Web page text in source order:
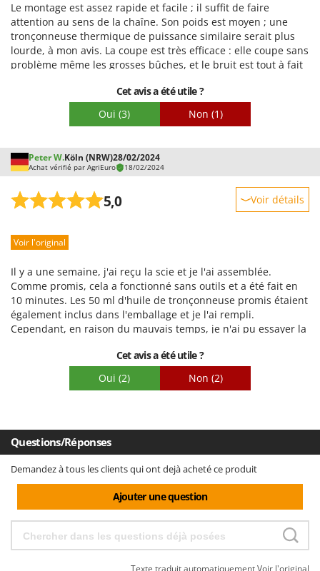
Qualité / Prix
Facilité de montage
Emballage
Le montage est assez rapide et facile ; il suffit de faire
attention au sens de la chaîne. Son poids est moyen ; une
tronçonneuse thermique de puissance similaire serait plus
lourde, à mon avis. La coupe est très efficace : elle coupe sans
problème même les grosses bûches, et le bruit est tout à fait
suffisante. Cependant, en cas de doute, comme ce fut mon
cas, achetez une batterie supplémentaire ou une batterie
avec un ampérage plus élevé. J’ai acheté cet outil notamment
lequel j’utilise la même batterie.
Cet avis a été utile ?
Oui (3) Non (1)
Peter W.Köln (NRW)28/02/2024
Achat vérifié par AgriEuro 18/02/2024
5,0 Voir détails
Prestations
Qualité / Prix
Facilité de montage
Emballage
Voir l'original
Il y a une semaine, j'ai reçu la scie et je l'ai assemblée.
Comme promis, cela a fonctionné sans outils et a été fait en
10 minutes. Les 50 ml d'huile de tronçonneuse promis étaient
également inclus dans l'emballage et je l'ai rempli.
Cependant, en raison du mauvais temps, je n'ai pu essayer la
tondeuse à gazon qui est utilisée. Même si la scie n’est pas
vraiment légère, elle reste facile à manipuler. J'ai scié des
branches plus grosses sur des arbres fruitiers et des
épaisses que j'avais coupées au dessus du sol en les coupant
de bas en haut pour ne pas pincer la chaîne ont pu être
coupées sans effort et sans impact. Je suis vraiment
impressionné par la qualité et les performances de coupe de
cette scie et je ne regrette pas de l'avoir achetée.
Cet avis a été utile ?
Oui (2) Non (2)
Questions/Réponses
Demandez à tous les clients qui ont dejà acheté ce produit
Ajouter une question
Texte traduit automatiquementVoir l'original